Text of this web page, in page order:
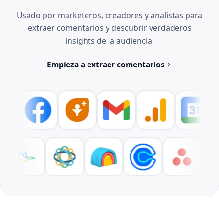
Usado por marketeros, creadores y analistas para
extraer comentarios y descubrir verdaderos
insights de la audiencia.
Empieza a extraer comentarios